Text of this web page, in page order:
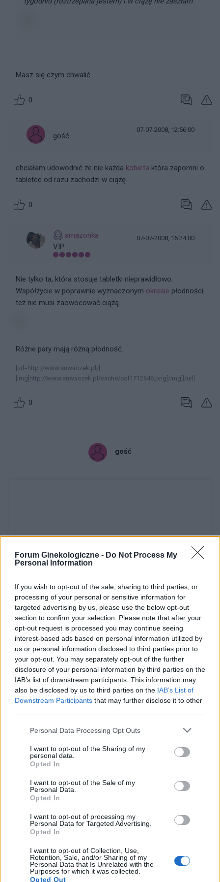
Forum Ginekologiczne - Do Not Process My
Personal Information
If you wish to opt-out of the sale, sharing to third parties, or
processing of your personal or sensitive information for
targeted advertising by us, please use the below opt-out
section to confirm your selection. Please note that after your
opt-out request is processed you may continue seeing
interest-based ads based on personal information utilized by
us or personal information disclosed to third parties prior to
your opt-out. You may separately opt-out of the further
disclosure of your personal information by third parties on the
IAB’s list of downstream participants. This information may
also be disclosed by us to third parties on the IAB’s List of
Downstream Participants that may further disclose it to other
Personal Data Processing Opt Outs
I want to opt-out of the Sharing of my
personal data.
Opted In
I want to opt-out of the Sale of my
Personal Data.
Opted In
I want to opt-out of processing my
Personal Data for Targeted Advertising.
Opted In
I want to opt-out of Collection, Use,
Retention, Sale, and/or Sharing of my
Personal Data that Is Unrelated with the
Purposes for which it was collected.
Opted Out
Masz się czym chwalić...
0
gość
07-07-2008, 12:56:00
chciałam udowodnić że nie każda kobieta która zapomni o
tabletce od razu zachodzi w ciążę...
0
amazonka
VIP
07-07-2008, 15:24:00
Nie tylko ta, która stosuje tabletki nieprawidłowo.
Współżycie w poprawnie wyznaczonym okresie płodności
też nie musi zaowocować ciążą.
Różne pary mają różną płodność.
[url=http://www.suwaczek.pl/]
[img]http://www.suwaczek.pl/cache/ccf1712646.png[/img][/url]
0
gość
WYBIERZ PLIK
Dopuszczalne formaty pliku graficznego: jpg, jpeg , png.
Rozmiar zdjęcia nie powinien przekraczać 0.6MB.
Wyświetl podpis
Wysyłaj powiadomienia o odpowiedzi
WYŚLIJ
ZOBACZ INNE DYSKUSJE
Brak ochoty na seks w związku
2 lata razem i rok po ślubie a ja nie mam ochoty
Zaczynało się to powoli. Obecnie seks mógłby
dla mnie istnieć. Robię to z uwagi na męża.
Udaję orgazm. Rzuciłam tabletki
Forum:Ginekologia - forum dla rodziny i
pacjentki